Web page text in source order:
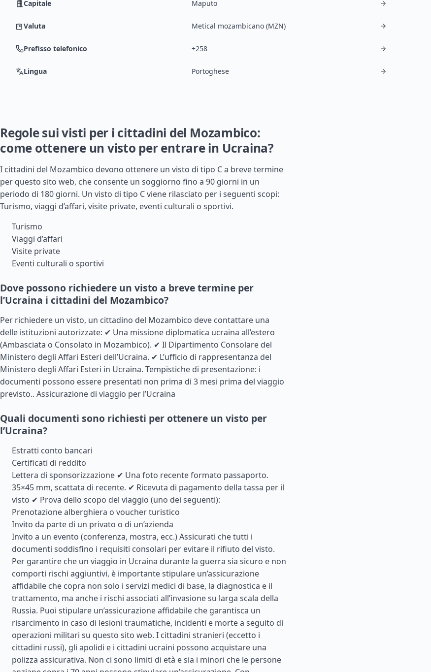
Capitale Maputo
Valuta Metical mozambicano (MZN)
Prefisso telefonico +258
Lingua Portoghese
Regole sui visti per i cittadini del Mozambico:
come ottenere un visto per entrare in Ucraina?
I cittadini del Mozambico devono ottenere un visto di tipo C a breve termine
per questo sito web, che consente un soggiorno fino a 90 giorni in un
periodo di 180 giorni. Un visto di tipo C viene rilasciato per i seguenti scopi:
Turismo, viaggi d’affari, visite private, eventi culturali o sportivi.
Turismo
Viaggi d’affari
Visite private
Eventi culturali o sportivi
Dove possono richiedere un visto a breve termine per
l’Ucraina i cittadini del Mozambico?
Per richiedere un visto, un cittadino del Mozambico deve contattare una
delle istituzioni autorizzate: ✔ Una missione diplomatica ucraina all’estero
(Ambasciata o Consolato in Mozambico). ✔ Il Dipartimento Consolare del
Ministero degli Affari Esteri dell’Ucraina. ✔ L’ufficio di rappresentanza del
Ministero degli Affari Esteri in Ucraina. Tempistiche di presentazione: i
documenti possono essere presentati non prima di 3 mesi prima del viaggio
previsto.. Assicurazione di viaggio per l’Ucraina
Quali documenti sono richiesti per ottenere un visto per
l’Ucraina?
Estratti conto bancari
Certificati di reddito
Lettera di sponsorizzazione ✔ Una foto recente formato passaporto.
35×45 mm, scattata di recente. ✔ Ricevuta di pagamento della tassa per il
visto ✔ Prova dello scopo del viaggio (uno dei seguenti):
Prenotazione alberghiera o voucher turistico
Invito da parte di un privato o di un’azienda
Invito a un evento (conferenza, mostra, ecc.) Assicurati che tutti i
documenti soddisfino i requisiti consolari per evitare il rifiuto del visto.
Per garantire che un viaggio in Ucraina durante la guerra sia sicuro e non
comporti rischi aggiuntivi, è importante stipulare un’assicurazione
affidabile che copra non solo i servizi medici di base, la diagnostica e il
trattamento, ma anche i rischi associati all’invasione su larga scala della
Russia. Puoi stipulare un’assicurazione affidabile che garantisca un
risarcimento in caso di lesioni traumatiche, incidenti e morte a seguito di
operazioni militari su questo sito web. I cittadini stranieri (eccetto i
cittadini russi), gli apolidi e i cittadini ucraini possono acquistare una
polizza assicurativa. Non ci sono limiti di età e sia i minori che le persone